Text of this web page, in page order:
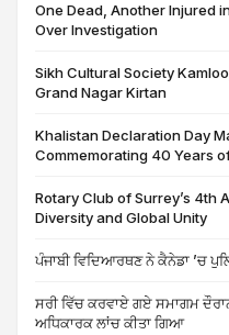
One Dead, Another Injured
Over Investigation
Sikh Cultural Society
Grand Nagar Kirtan
Khalistan Declaration Day
Commemorating 40 Years
Rotary Club of Surrey’s 4th
Diversity and Global Unity
ਪੰਜਾਬੀ ਵਿਦਿਆਰਥਣ ਨੇ ਕੈਨੇਡਾ ’ਚ
ਸਰੀ ਵਿੱਚ ਕਰਵਾਏ ਗਏ ਸਮਾਗਮ
ਅਧਿਕਾਰਕ ਲਾਂਚ ਕੀਤਾ ਗਿਆ